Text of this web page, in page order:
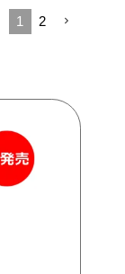
1
2